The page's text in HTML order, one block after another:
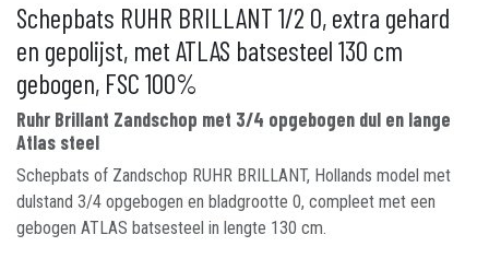
Schepbats RUHR BRILLANT 1/2 0, extra gehard
en gepolijst, met ATLAS batsesteel 130 cm
gebogen, FSC 100%
Ruhr Brillant Zandschop met 3/4 opgebogen dul en lange
Atlas steel
Schepbats of Zandschop RUHR BRILLANT, Hollands model met
dulstand 3/4 opgebogen en bladgrootte 0, compleet met een
gebogen ATLAS batsesteel in lengte 130 cm.